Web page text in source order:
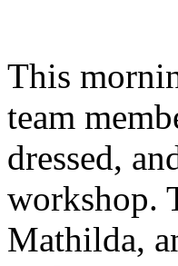
This
team
dressed,
workshop.
Mathilda,